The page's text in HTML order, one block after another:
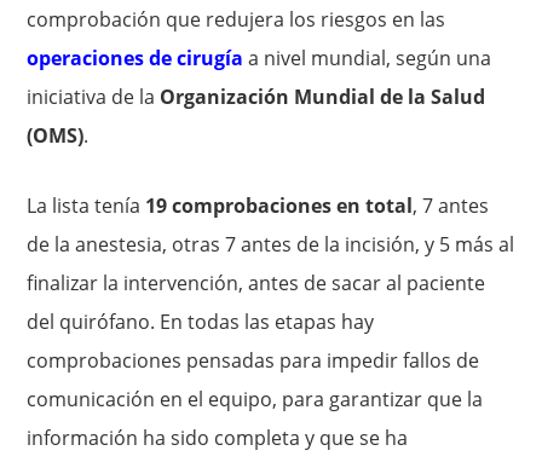
comprobación que redujera los riesgos en las
operaciones de cirugía a nivel mundial, según una
iniciativa de la Organización Mundial de la Salud
(OMS).
La lista tenía 19 comprobaciones en total, 7 antes
de la anestesia, otras 7 antes de la incisión, y 5 más al
finalizar la intervención, antes de sacar al paciente
del quirófano. En todas las etapas hay
comprobaciones pensadas para impedir fallos de
comunicación en el equipo, para garantizar que la
información ha sido completa y que se ha